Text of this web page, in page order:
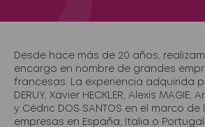
Desde hace más de 20 años,
encargo en nombre de grandes
francesas. La experiencia adquirida
DERUY, Xavier HECKLER, Alexis MAGIE,
y Cédric DOS SANTOS en el marco
empresas en España, Italia o